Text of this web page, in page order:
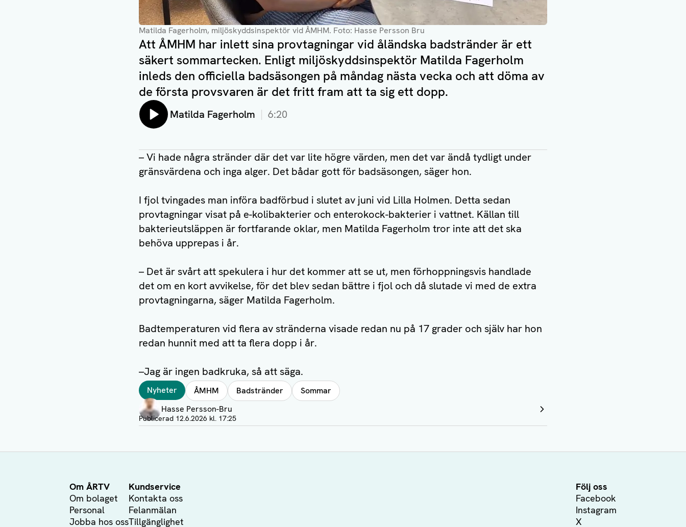
Matilda Fagerholm, miljöskyddsinspektör vid ÅMHM. Foto: Hasse Persson Bru
Att ÅMHM har inlett sina provtagningar vid åländska badstränder är ett
säkert sommartecken. Enligt miljöskyddsinspektör Matilda Fagerholm
inleds den officiella badsäsongen på måndag nästa vecka och att döma av
de första provsvaren är det fritt fram att ta sig ett dopp.
Lyssna på:
Matilda Fagerholm 6:20
– Vi hade några stränder där det var lite högre värden, men det var ändå tydligt under
gränsvärdena och inga alger. Det bådar gott för badsäsongen, säger hon.
I fjol tvingades man införa badförbud i slutet av juni vid Lilla Holmen. Detta sedan
provtagningar visat på e-kolibakterier och enterokock-bakterier i vattnet. Källan till
bakterieutsläppen är fortfarande oklar, men Matilda Fagerholm tror inte att det ska
behöva upprepas i år.
– Det är svårt att spekulera i hur det kommer att se ut, men förhoppningsvis handlade
det om en kort avvikelse, för det blev sedan bättre i fjol och då slutade vi med de extra
provtagningarna, säger Matilda Fagerholm.
Badtemperaturen vid flera av stränderna visade redan nu på 17 grader och själv har hon
redan hunnit med att ta flera dopp i år.
–Jag är ingen badkruka, så att säga.
TaggarNyheter ÅMHM Badstränder Sommar
Författare
Hasse Persson-Bru
Visa profil
Publicerad 12.6.2026 kl. 17:25
Om ÅRTV
Om bolaget
Personal
Jobba hos oss
Kundservice
Kontakta oss
Felanmälan
Tillgänglighet
Följ oss
Facebook
Instagram
X